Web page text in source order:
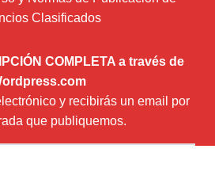
Clasificados
COMPLETA a través de
y recibirás un email por
que publiquemos.